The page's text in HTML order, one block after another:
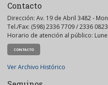
Contacto
Dirección: Av. 19 de Abril 3482 -
Tel./Fax: (598) 2336 7709 / 2336 0823
Horario de atención al público:
CONTACTO
Ver Archivo Histórico